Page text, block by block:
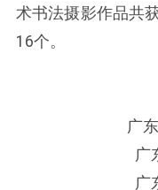
术书法摄影作品共
16个。
广
广
广